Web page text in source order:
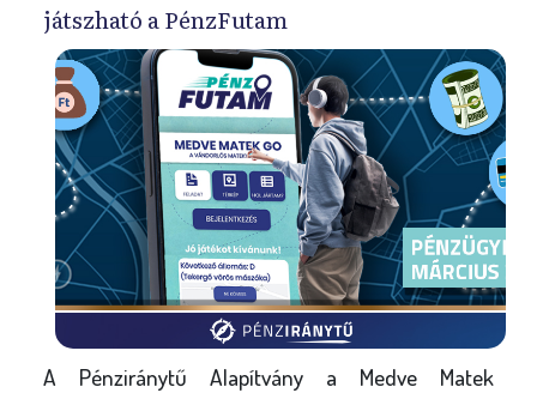
játszható a PénzFutam
A Pénziránytű Alapítvány a Medve Matek